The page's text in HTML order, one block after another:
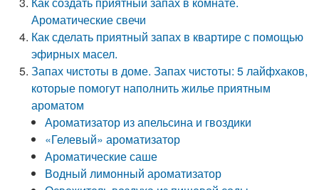
Ароматические свечи
Как сделать приятный запах в квартире с помощью
эфирных масел.
Запах чистоты в доме. Запах чистоты: 5 лайфхаков,
которые помогут наполнить жилье приятным
ароматом
Ароматизатор из апельсина и гвоздики
«Гелевый» ароматизатор
Ароматические саше
Водный лимонный ароматизатор